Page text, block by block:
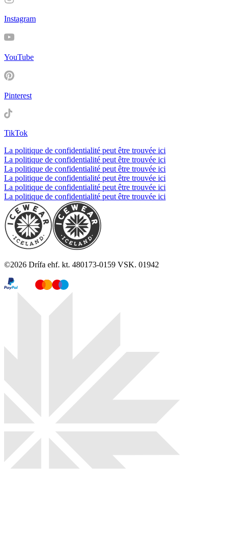
Instagram
YouTube
Pinterest
TikTok
La politique de confidentialité peut être trouvée ici
La politique de confidentialité peut être trouvée ici
La politique de confidentialité peut être trouvée ici
La politique de confidentialité peut être trouvée ici
La politique de confidentialité peut être trouvée ici
La politique de confidentialité peut être trouvée ici
©2026 Drífa ehf. kt. 480173-0159 VSK. 01942